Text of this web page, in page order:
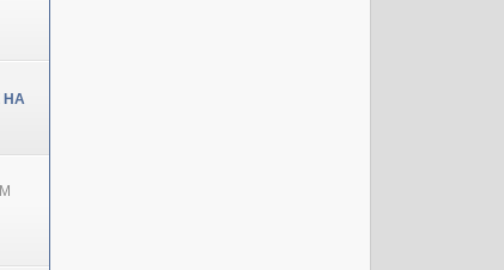
НА